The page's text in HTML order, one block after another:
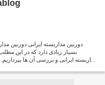
Eklablog
دوربین مداربسته ایرانی دوربین
بسیار زیادی دارد که در این
مداربسته ایرانی و بررسی آن ها